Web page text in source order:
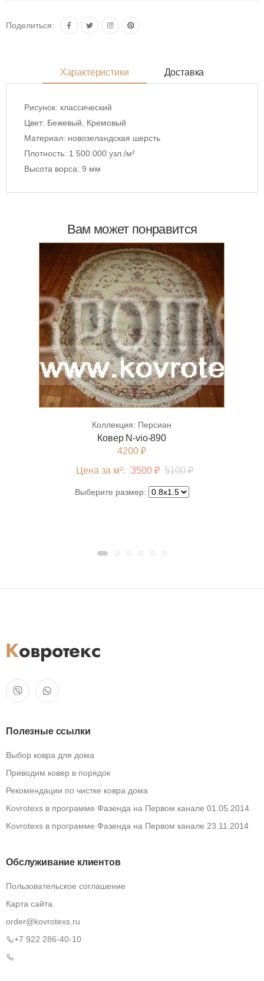
Поделиться:
Характеристики Доставка
Рисунок: классический
Цвет: Бежевый, Кремовый
Материал: новозеландская шерсть
Плотность: 1 500 000 узл./м²
Высота ворса: 9 мм
Вам может понравится
Коллекция: Персиан
Ковер N-vio-890
4200 ₽
Цена за м²:
3500 ₽ 5100 ₽
Выберите размер:
Полезные ссылки
Выбор ковра для дома
Приводим ковер в порядок
Рекомендации по чистке ковра дома
Kovrotexs в программе Фазенда на Первом канале 01.05.2014
Kovrotexs в программе Фазенда на Первом канале 23.11.2014
Обслуживание клиентов
Пользовательское соглашение
Карта сайта
order@kovrotexs.ru
+7 922 286-40-10